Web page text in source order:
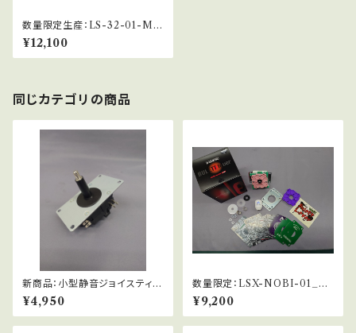
数量限定生産：LS-32-01-MS
-45TH_Anniversary BOX
¥12,100
同じカテゴリの商品
新商品：小型静音ジョイスティッ
ク：LSQ-56-MS
¥4,950
数量限定：LSX-NOBI-01_EV
OJAPAN2025 RED BOX
¥9,200